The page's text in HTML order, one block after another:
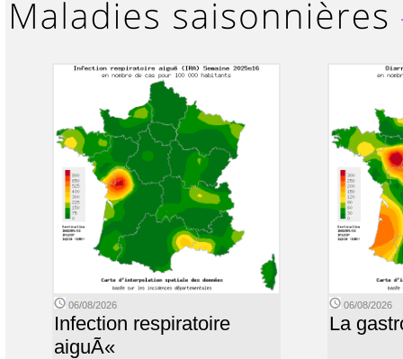
06/08/2026
Infection respiratoire
aiguÃ«
06/08/2026
La